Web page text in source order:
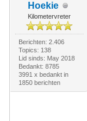
Hoekie
Kilometervreter
Berichten: 2.406
Topics: 138
Lid sinds: May 2018
Bedankt: 8785
3991 x bedankt in
1850 berichten